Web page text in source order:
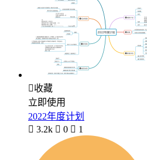
收藏
立即使用
2022年度计划
 3.2k  0  1